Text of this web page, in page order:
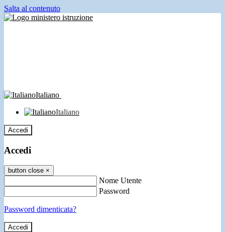
Salta al contenuto
Italiano
Italiano
Accedi
Accedi
button close ×
Nome Utente
Password
Password dimenticata?